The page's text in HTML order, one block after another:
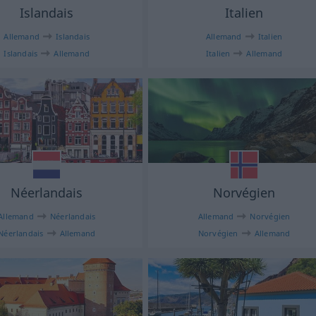
Islandais
Allemand
Islandais
Islandais
Allemand
Italien
Allemand
Italien
Italien
Allemand
Néerlandais
Néerlandais
Allemand
Norvégien
Allemand
Norvégien
Norvégien
Allemand